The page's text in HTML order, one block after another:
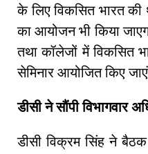
के लिए विकसित भारत की
का आयोजन भी किया
तथा कॉलेजों में विकसित
सेमिनार आयोजित किए
डीसी ने सौंपी विभागवार
डीसी विक्रम सिंह ने बैठक